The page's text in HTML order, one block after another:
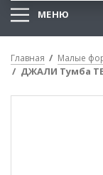
МЕНЮ
Главная Малые
ДЖАЛИ Тумба